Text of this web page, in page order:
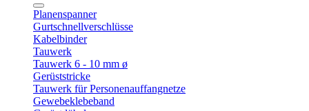
Planenspanner
Gurtschnellverschlüsse
Kabelbinder
Tauwerk
Tauwerk 6 - 10 mm ø
Gerüststricke
Tauwerk für Personenauffangnetze
Gewebeklebeband